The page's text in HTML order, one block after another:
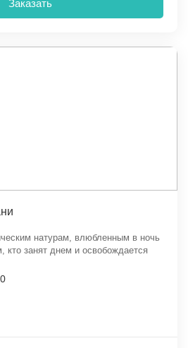
Заказать
натурам, влюбленным в ночь
кто занят днем и освобождается